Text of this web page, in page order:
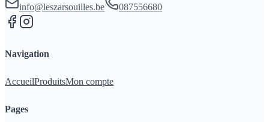
info@leszarsouilles.be 087556680
Navigation
AccueilProduitsMon compte
Pages